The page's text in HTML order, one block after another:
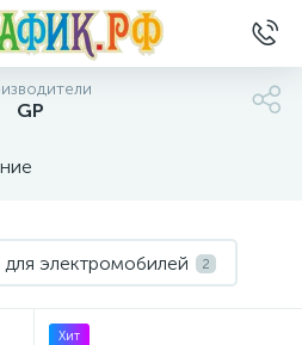
GP
для электромобилей 2
Хит